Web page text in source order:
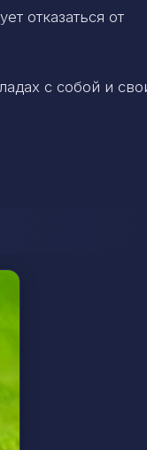
отказаться от
с собой и